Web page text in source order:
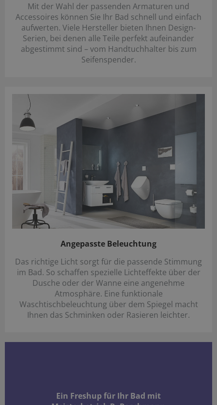
Mit der Wahl der passenden Armaturen und
Accessoires können Sie Ihr Bad schnell und einfach
aufwerten. Viele Hersteller bieten Ihnen Design-
Serien, bei denen alle Teile perfekt aufeinander
abgestimmt sind – vom Handtuchhalter bis zum
Seifenspender.
Angepasste Beleuchtung
Das richtige Licht sorgt für die passende Stimmung
im Bad. So schaffen spezielle Lichteffekte über der
Dusche oder der Wanne eine angenehme
Atmosphäre. Eine funktionale
Waschtischbeleuchtung über dem Spiegel macht
Ihnen das Schminken oder Rasieren leichter.
Ein Freshup für Ihr Bad mit